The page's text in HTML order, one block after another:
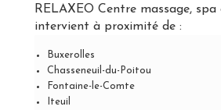
RELAXEO Centre massage,
intervient à proximité de :
Buxerolles
Chasseneuil-du-Poitou
Fontaine-le-Comte
Iteuil